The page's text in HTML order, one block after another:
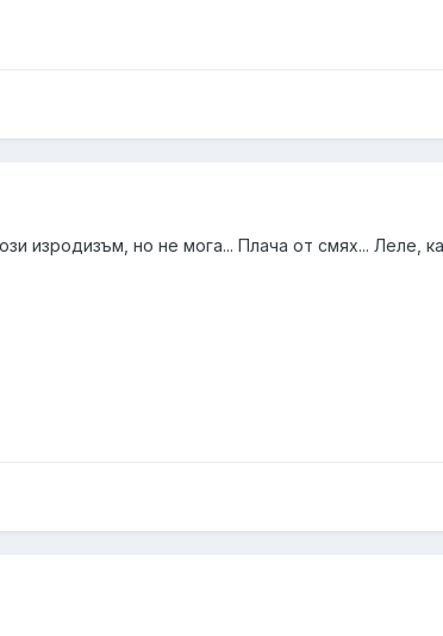
изродизъм, но не мога... Плача от смях... Леле,